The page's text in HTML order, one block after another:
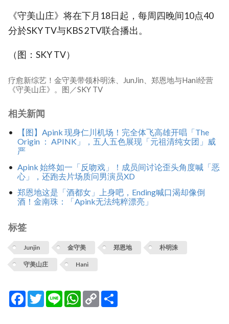
《守美山庄》将在下月18日起，每周四晚间10点40
分於SKY TV与KBS 2TV联合播出。
（图：SKY TV）
疗愈新综艺！金守美带领朴明洙、JunJin、郑恩地与Hani经营
《守美山庄》。图／SKY TV
相关新闻
【图】Apink 现身仁川机场！完全体飞高雄开唱「The
Origin ： APINK」，五人五色展现「元祖清纯女团」威
严
Apink 始终如一「反吻戏」！成员间讨论歪头角度喊「恶
心」，还跑去片场质问男演员XD
郑恩地这是「酒都女」上身吧，Ending喊口渴却像倒
酒！金南珠：「Apink无法纯粹漂亮」
标签
Junjin 金守美 郑恩地 朴明洙
守美山庄 Hani
Facebook
TwitterLine WhatsApp
Copy
Link